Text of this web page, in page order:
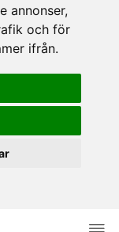
annonser,
och för
ifrån.